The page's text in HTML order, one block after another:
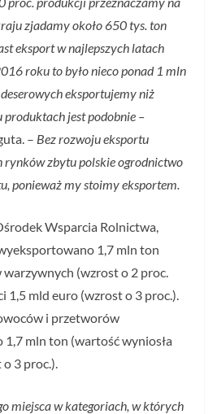
zjadamy około 650 tys. ton
eksport w najlepszych latach
roku to było nieco ponad 1 mln
eksportujemy niż
jest podobnie –
– Bez rozwoju eksportu
rynków zbytu polskie ogrodnictwo
ponieważ my stoimy eksportem.
Wsparcia Rolnictwa,
1,7 mln ton
(wzrost o 2 proc.
1,5 mld euro (wzrost o 3 proc.).
i przetworów
1,7 mln ton (wartość wyniosła
3 proc.).
miejsca w kategoriach, w których